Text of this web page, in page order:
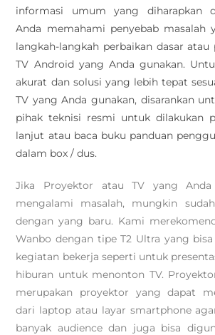
informasi umum yang diharapkan
Anda memahami penyebab masalah
langkah-langkah perbaikan dasar atau
TV Android yang Anda gunakan.
akurat dan solusi yang lebih tepat
TV yang Anda gunakan, disarankan
pihak teknisi resmi untuk dilakukan
lanjut atau baca buku panduan
dalam box / dus.
Jika Proyektor atau TV yang
mengalami masalah, mungkin
dengan yang baru. Kami
Wanbo dengan tipe T2 Ultra yang
kegiatan bekerja seperti untuk
hiburan untuk menonton TV.
merupakan proyektor yang dapat
dari laptop atau layar smartphone
banyak audience dan juga bisa